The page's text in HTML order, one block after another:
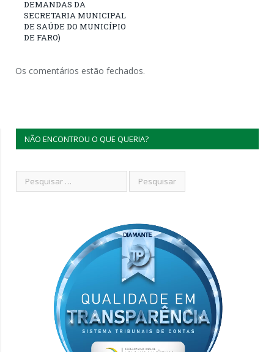
DEMANDAS DA
SECRETARIA MUNICIPAL
DE SAÚDE DO MUNICÍPIO
DE FARO)
Os comentários estão fechados.
NÃO ENCONTROU O QUE QUERIA?